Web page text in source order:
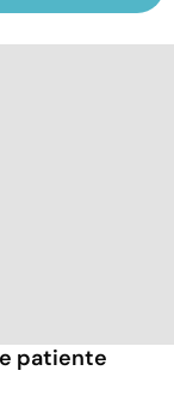
patiente